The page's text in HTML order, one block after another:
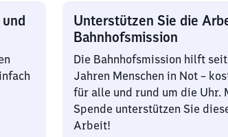
Unterstützen Sie die
Bahnhofsmission
Die Bahnhofsmission hilft
Jahren Menschen in Not –
für alle und rund um die Uhr.
Spende unterstützen Sie
Arbeit!